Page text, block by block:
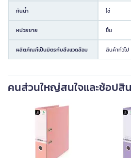
กันน้ำ ใช่
หน่วยขาย ชิ้น
ผลิตภัณฑ์เป็นมิตรกับสิ่งแวดล้อม สินค้าทั่วไป
คนส่วนใหญ่สนใจและช้อปสิ